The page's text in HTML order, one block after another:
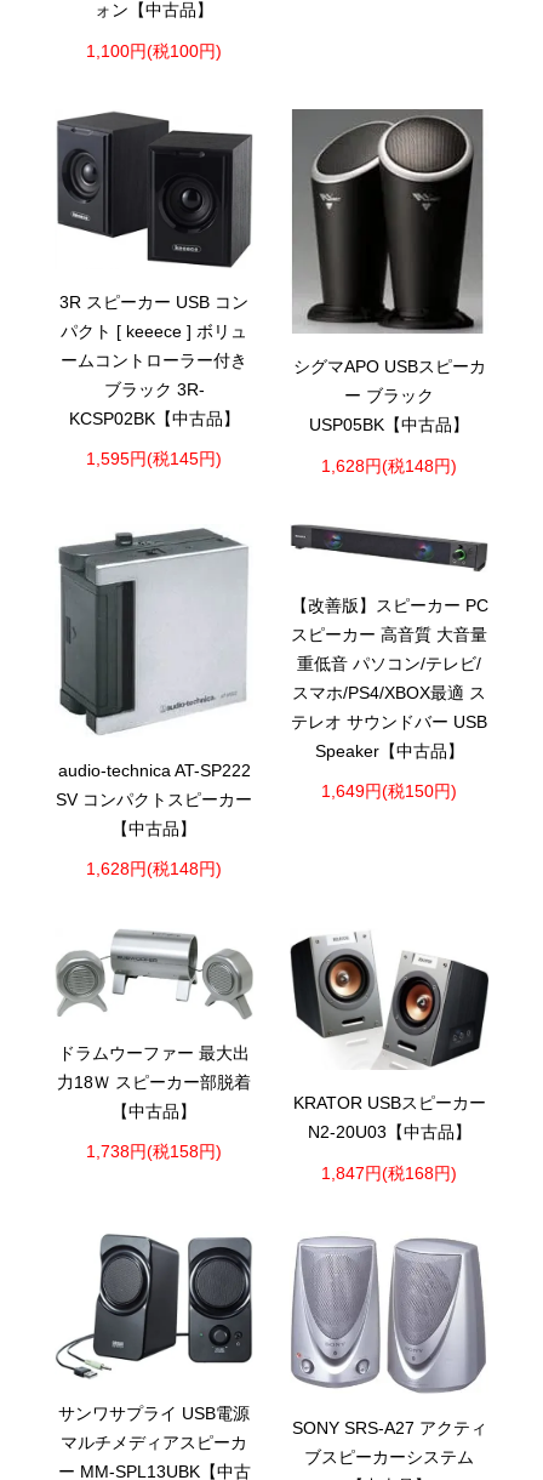
ォン【中古品】
1,100円(税100円)
3R スピーカー USB コン
パクト [ keeece ] ボリュ
ームコントローラー付き
ブラック 3R-
KCSP02BK【中古品】
1,595円(税145円)
シグマAPO USBスピーカ
ー ブラック
USP05BK【中古品】
1,628円(税148円)
audio-technica AT-SP222
SV コンパクトスピーカー
【中古品】
1,628円(税148円)
【改善版】スピーカー PC
スピーカー 高音質 大音量
重低音 パソコン/テレビ/
スマホ/PS4/XBOX最適 ス
テレオ サウンドバー USB
Speaker【中古品】
1,649円(税150円)
ドラムウーファー 最大出
力18Ｗ スピーカー部脱着
【中古品】
1,738円(税158円)
KRATOR USBスピーカー
N2-20U03【中古品】
1,847円(税168円)
サンワサプライ USB電源
マルチメディアスピーカ
ー MM-SPL13UBK【中古
SONY SRS-A27 アクティ
ブスピーカーシステム